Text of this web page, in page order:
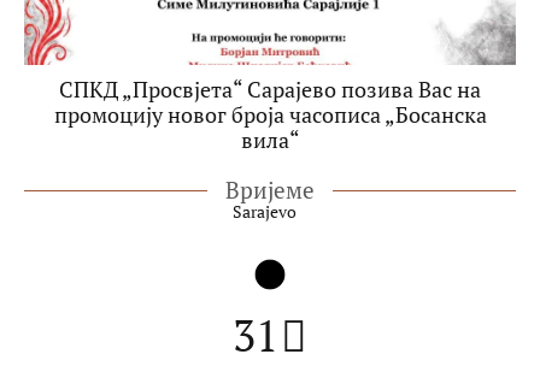
СПКД „Просвјета“ Сарајево позива Вас на
промоцију новог броја часописа „Босанска
вила“
Вријеме
Sarajevo
31